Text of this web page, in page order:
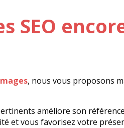
SEO
, nous vous proposons
améliore son
et vous favorisez votre